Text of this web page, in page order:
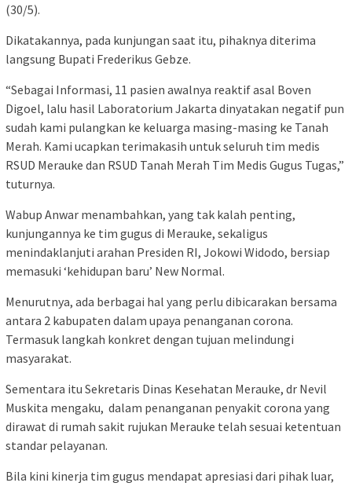
(30/5).
Dikatakannya, pada kunjungan saat itu, pihaknya diterima
langsung Bupati Frederikus Gebze.
“Sebagai Informasi, 11 pasien awalnya reaktif asal Boven
Digoel, lalu hasil Laboratorium Jakarta dinyatakan negatif pun
sudah kami pulangkan ke keluarga masing-masing ke Tanah
Merah. Kami ucapkan terimakasih untuk seluruh tim medis
RSUD Merauke dan RSUD Tanah Merah Tim Medis Gugus Tugas,”
tuturnya.
Wabup Anwar menambahkan, yang tak kalah penting,
kunjungannya ke tim gugus di Merauke, sekaligus
menindaklanjuti arahan Presiden RI, Jokowi Widodo, bersiap
memasuki ‘kehidupan baru’ New Normal.
Menurutnya, ada berbagai hal yang perlu dibicarakan bersama
antara 2 kabupaten dalam upaya penanganan corona.
Termasuk langkah konkret dengan tujuan melindungi
masyarakat.
Sementara itu Sekretaris Dinas Kesehatan Merauke, dr Nevil
Muskita mengaku, dalam penanganan penyakit corona yang
dirawat di rumah sakit rujukan Merauke telah sesuai ketentuan
standar pelayanan.
Bila kini kinerja tim gugus mendapat apresiasi dari pihak luar,